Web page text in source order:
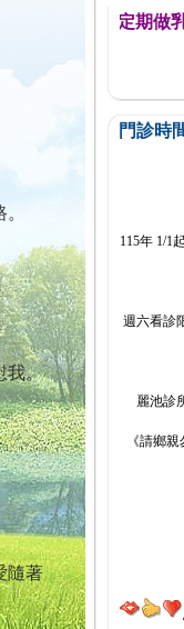
我。
隨著
者,提醒您定期做乳房
門診時
115年 1/1
週六看診
麗池診
《請鄉親